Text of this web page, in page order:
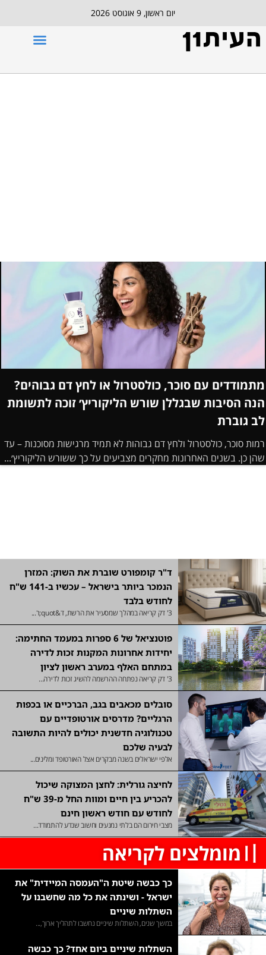
יום ראשון, 9 אוגוסט 2026
מתמודדים עם סוכר, כולסטרול או לחץ דם גבוהים?
הנה הסיבות שבגללן שורש הליקוריץ׳ זוכה לתשומת
לב גוברת
רמות סוכר, כולסטרול ולחץ דם גבוהות לא תמיד מרגישות מסוכנות – עד
שהן כן. בשנים האחרונות מחקרים מצביעים על כך ששורש הליקוריץ׳...
ד"ר קומפורט שוברת את השוק: המזרן
הנמכר ביותר בישראל – עכשיו ב-141 ש"ח
לחודש בלבד
3' דק קריאה במהלך שמסעיר את הרשת, ד&quot;ר...
פוטנציאל של 6 ספרות במעמד החתימה:
יחידות אחרונות המקנות זכות לדירה
במתחם האלף במערב ראשון לציון
3' דק קריאה נפתחה ההרשמה להשיג זכות לדירה...
סובלים מכאבים בגב, הברכיים או בכפות
הרגליים? מדרסים אורטופדיים עם
טכנולוגיה חדשנית יכולים להיות התשובה
לבעיה שלכם
אלפי ישראלים בשנה מבקרים אצל האורטופד ומלינים...
לחיצה גורלית: לחצן המצוקה שיכול
להכריע בין חיים ומוות החל מ-39 ש"ח
לחודש עם חודש ראשון חינם
מצבי חירום הם בלתי נמנעים וחשוב שנדע להתמודד...
〢מומלצים לקריאה
כך כבשה שיטת ה"העמסה המיידית" את
ישראל - ושינתה את כל מה שחשבנו על
השתלות שיניים
במשך שנים, השתלות שיניים נחשבו לתהליך ארוך,...
השתלות שיניים ביום אחד? כך כבשה